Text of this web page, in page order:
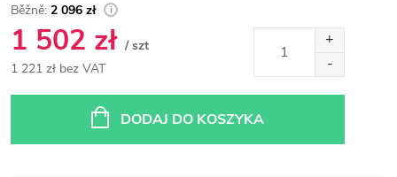
2 096 zł
1 502 zł / szt
1 221 zł bez VAT
DODAJ DO KOSZYKA